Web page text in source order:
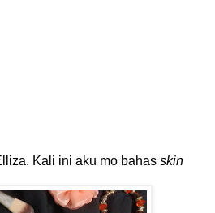
Kali ini aku mo bahas skin